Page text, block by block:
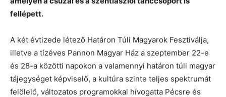
fellépett.
A két évtizede létező Határon Túli Magyarok Fesztiválja,
illetve a tízéves Pannon Magyar Ház a szeptember 22-e
és 28-a közötti napokon a valamennyi határon túli magyar
tájegységet képviselő, a kultúra szinte teljes spektrumát
felölelő, változatos programokkal hívogatta Pécsre és